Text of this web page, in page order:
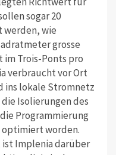
sogar 20
werden, wie
grosse
Trois-Ponts pro
verbraucht vor Ort
ins lokale Stromnetz
Isolierungen des
Programmierung
optimiert worden.
ist Implenia darüber